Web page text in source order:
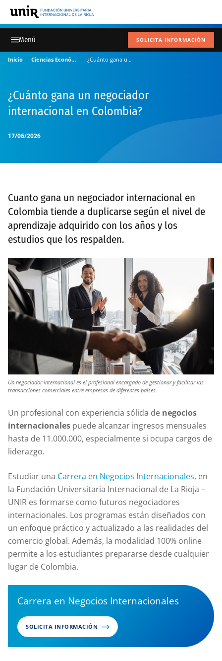
SOLICITA INFORMACIÓN
Inicio Ciencias Económicas y Administrativas ¿Cuánto gana un negociador internacional en Colombia?
17/06/2026
¿Cuánto gana un negociador
internacional en Colombia?
Cuanto gana un negociador internacional en
Colombia tiende a duplicarse según el nivel de
aprendizaje adquirido con los años y los
estudios que los respalden.
Un negociador internacional es el profesional encargado de gestionar y facilitar las
transacciones comerciales entre empresas de diferentes países.
Un profesional con experiencia sólida de negocios
internacionales puede alcanzar ingresos mensuales
hasta de 11.000.000, especialmente si ocupa cargos de
liderazgo.
Estudiar una Carrera en Negocios Internacionales, en
la Fundación Universitaria Internacional de La Rioja –
UNIR es formarse como futuros negociadores
internacionales. Los programas están diseñados con
un enfoque práctico y actualizado a las realidades del
comercio global. Además, la modalidad 100% online
permite a los estudiantes prepararse desde cualquier
lugar de Colombia.
Carrera en Negocios Internacionales
SOLICITA INFORMACIÓN